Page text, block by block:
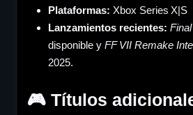
Plataformas: Xbox Series X|S
Lanzamientos recientes:
disponible y FF VII Remake
2025.
🎮 Títulos